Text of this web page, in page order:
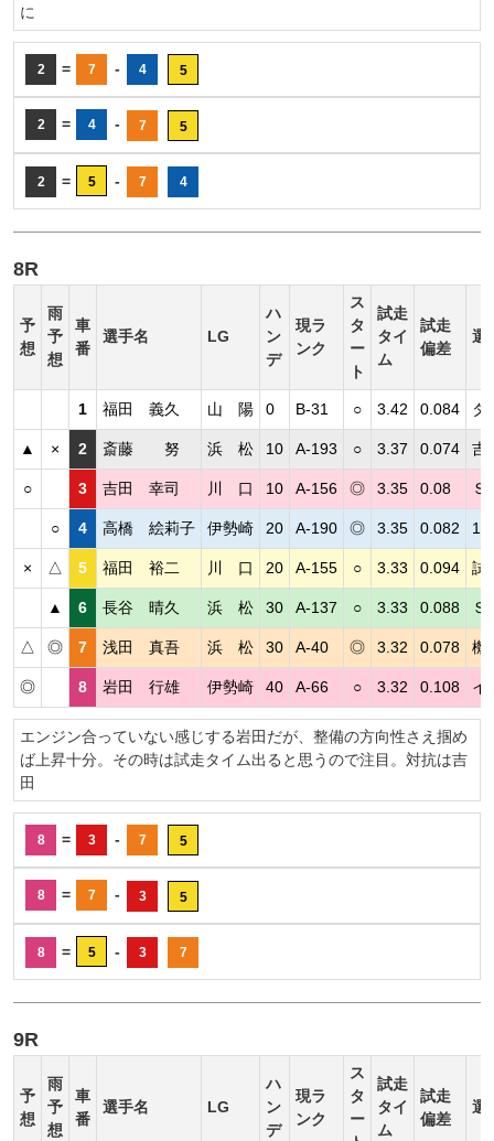
に
2 = 7 - 4 5
2 = 4 - 7 5
2 = 5 - 7 4
8R
予
想
雨
予
想
車
番
選手名 LG
ハ
ン
デ
現ラ
ンク
ス
タ
ー
ト
試走
タイ
ム
試走
偏差
選
1 福田 義久 山 陽 0 B-31 ○ 3.42 0.084 タ
▲ × 2 斎藤 努 浜 松 10 A-193 ○ 3.37 0.074 吉
○ 3 吉田 幸司 川 口 10 A-156 ◎ 3.35 0.08 Ｓ
○ 4 高橋 絵莉子 伊勢崎 20 A-190 ◎ 3.35 0.082 10
× △ 5 福田 裕二 川 口 20 A-155 ○ 3.33 0.094 試
▲ 6 長谷 晴久 浜 松 30 A-137 ○ 3.33 0.088 Ｓ
△ ◎ 7 浅田 真吾 浜 松 30 A-40 ◎ 3.32 0.078 機
◎ 8 岩田 行雄 伊勢崎 40 A-66 ○ 3.32 0.108 イ
エンジン合っていない感じする岩田だが、整備の方向性さえ掴め
ば上昇十分。その時は試走タイム出ると思うので注目。対抗は吉
田
8 = 3 - 7 5
8 = 7 - 3 5
8 = 5 - 3 7
9R
予
想
雨
予
想
車
番
選手名 LG
ハ
ン
デ
現ラ
ンク
ス
タ
ー
試走
タイ
ム
試走
偏差
選